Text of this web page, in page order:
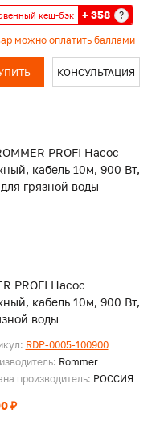
кеш-бэк + 358 ?
можно оплатить баллами
КОНСУЛЬТАЦИЯ
PROFI Насос
кабель 10м, 900 Вт,
воды
RDP-0005-100900
Rommer
производитель: РОССИЯ
₽